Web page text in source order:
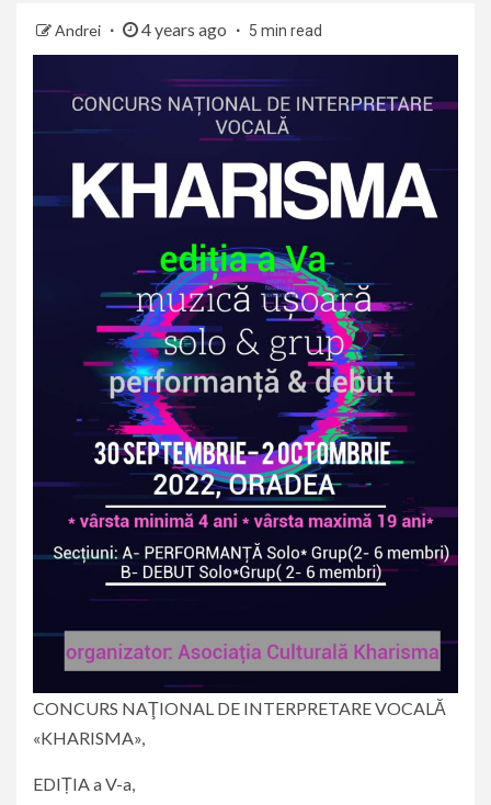
Andrei 4 years ago 5 min read
CONCURS NAŢIONAL DE INTERPRETARE VOCALĂ
«KHARISMA»,
EDIȚIA a V-a,